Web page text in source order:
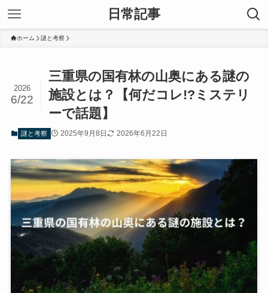
日常記事
ホーム 謎と考察
三重県の国有林の山奥にある謎の
施設とは？【何だコレ!?ミステリ
ーで話題】
2026
6/22
謎と考察 2025年9月8日 2026年6月22日